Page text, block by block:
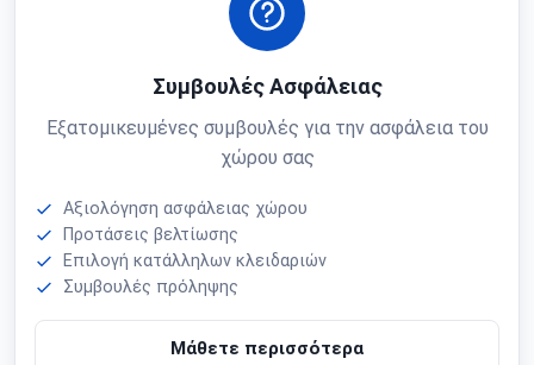
Συμβουλές Ασφάλειας
Εξατομικευμένες συμβουλές για την ασφάλεια του
χώρου σας
Αξιολόγηση ασφάλειας χώρου
Προτάσεις βελτίωσης
Επιλογή κατάλληλων κλειδαριών
Συμβουλές πρόληψης
Μάθετε περισσότερα